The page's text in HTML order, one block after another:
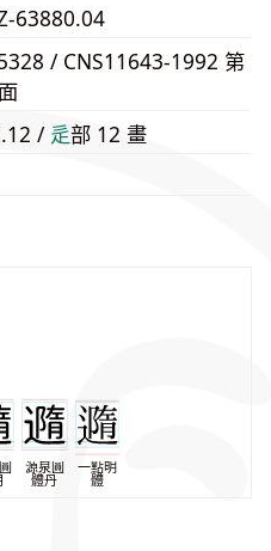
63880.04
/ CNS11643-1992 第
/ ⾡部 12 畫
源泉圓
體丹
一點明
體